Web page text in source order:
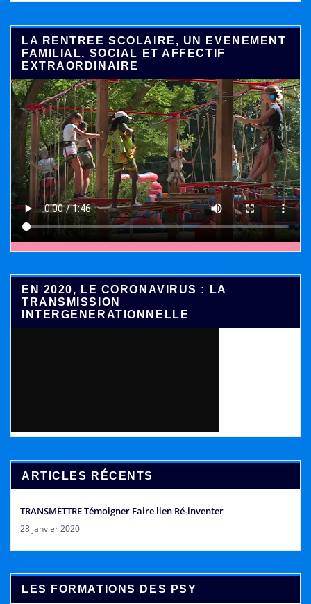
LA RENTREE SCOLAIRE, UN EVENEMENT
FAMILIAL, SOCIAL ET AFFECTIF
EXTRAORDINAIRE
EN 2020, LE CORONAVIRUS : LA
TRANSMISSION
INTERGENERATIONNELLE
ARTICLES RÉCENTS
TRANSMETTRE Témoigner Faire lien Ré-inventer
28 janvier 2020
LES FORMATIONS DES PSY